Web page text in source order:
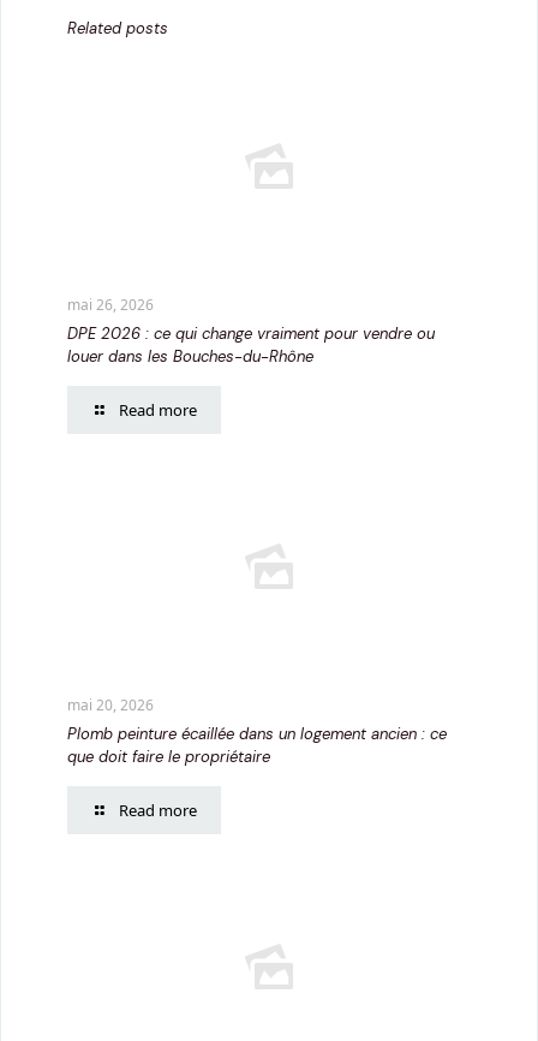
Related posts
mai 26, 2026
DPE 2026 : ce qui change vraiment pour vendre ou
louer dans les Bouches-du-Rhône
Read more
mai 20, 2026
Plomb peinture écaillée dans un logement ancien : ce
que doit faire le propriétaire
Read more